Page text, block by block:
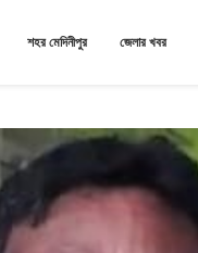
শহর মেদিনীপুর জেলার খবর